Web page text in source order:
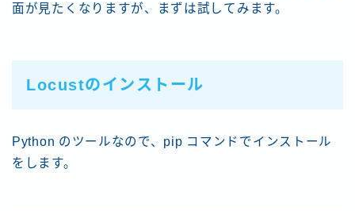
面が見たくなりますが、まずは試してみます。
Locustのインストール
Python のツールなので、pip コマンドでインストール
をします。